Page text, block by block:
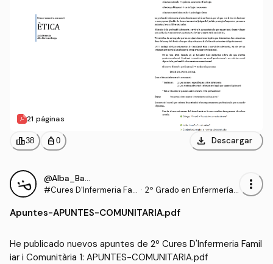
21 páginas
leaderboard38 personal_bag 0 download Descargar
@Alba_Barcons_Berga
#Cures D'Infermeria Fa
· 2º Grado en Enfermería
more_vert
Apuntes-APUNTES-COMUNITARIA.pdf
He publicado nuevos apuntes de 2º Cures D'Infermeria Famil
iar i Comunitària 1: APUNTES-COMUNITARIA.pdf